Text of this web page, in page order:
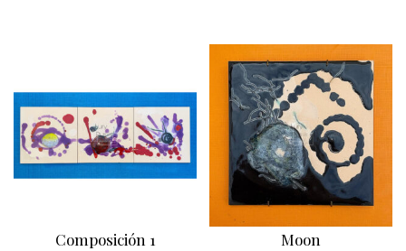
Composición 1 Moon